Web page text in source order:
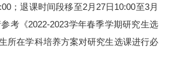
；退课时间段移至2月27日10:00至3月
考《2022-2023学年春季学期研究生选
所在学科培养方案对研究生选课进行必